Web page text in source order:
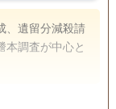
、遺留分減殺請
本調査が中心と